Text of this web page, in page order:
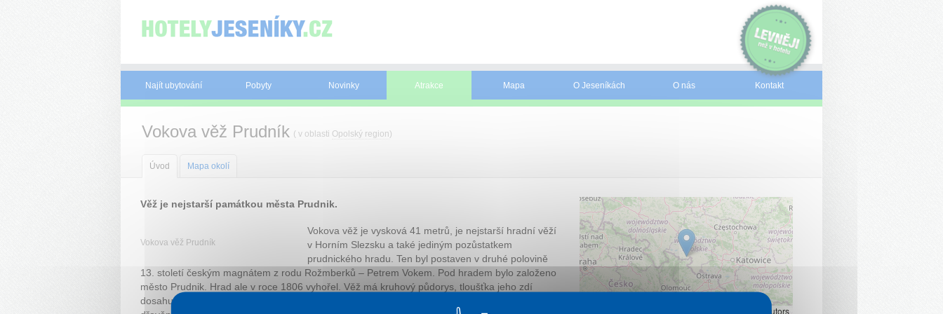
Najít ubytování Pobyty Novinky Atrakce Mapa O Jeseníkách O nás Kontakt
Vokova věž Prudník ( v oblasti Opolský region)
Úvod Mapa okolí
Věž je nejstarší památkou města Prudnik.
Vokova věž Prudník
Vokova věž je vysková 41 metrů, je nejstarší hradní věží
v Horním Slezsku a také jediným pozůstatkem
prudnického hradu. Ten byl postaven v druhé polovině
13. století českým magnátem z rodu Rožmberků – Petrem Vokem. Pod hradem bylo založeno
město Prudnik. Hrad ale v roce 1806 vyhořel. Věž má kruhový půdorys, tloušťka jeho zdí
dosahuje několika metrů. Ke vstupu, který se nachází až nad polovinou výšky objektu, vedou
contributors